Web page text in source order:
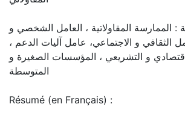
: الممارسة المقاولاتية ، العامل الشخصي و
الثقافي و الاجتماعي، عامل آليات الدعم ،
و التشريعي ، المؤسسات الصغيرة و
المتوسطة
Résumé (en Français) :